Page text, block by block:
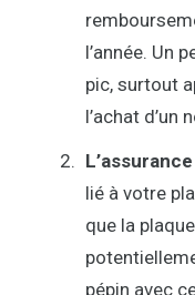
l’année. Un
pic, surtout
l’achat d’un
lié à votre
que la
pépin avec